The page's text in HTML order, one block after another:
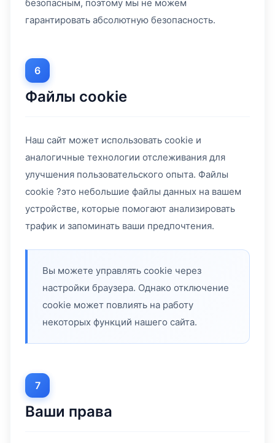
безопасным, поэтому мы не можем
гарантировать абсолютную безопасность.
6
Файлы cookie
Наш сайт может использовать cookie и
аналогичные технологии отслеживания для
улучшения пользовательского опыта. Файлы
cookie ?это небольшие файлы данных на вашем
устройстве, которые помогают анализировать
трафик и запоминать ваши предпочтения.
Вы можете управлять cookie через
настройки браузера. Однако отключение
cookie может повлиять на работу
некоторых функций нашего сайта.
7
Ваши права